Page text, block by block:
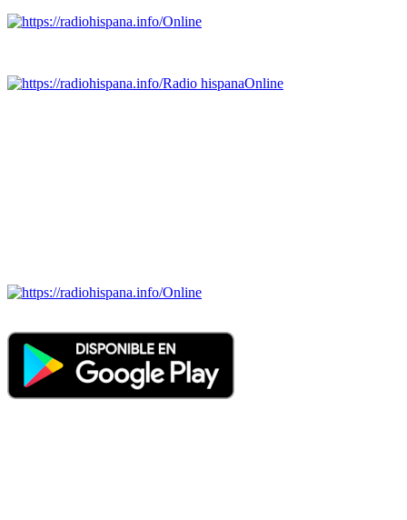
Online
Radio hispanaOnline
Online